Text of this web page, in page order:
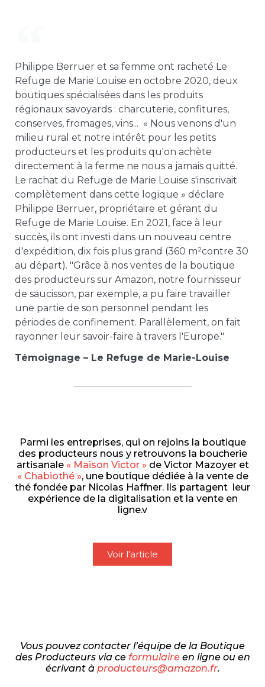
Philippe Berruer et sa femme ont racheté Le
Refuge de Marie Louise en octobre 2020, deux
boutiques spécialisées dans les produits
régionaux savoyards : charcuterie, confitures,
conserves, fromages, vins... « Nous venons d'un
milieu rural et notre intérêt pour les petits
producteurs et les produits qu'on achète
directement à la ferme ne nous a jamais quitté.
Le rachat du Refuge de Marie Louise s'inscrivait
complètement dans cette logique » déclare
Philippe Berruer, propriétaire et gérant du
Refuge de Marie Louise. En 2021, face à leur
succès, ils ont investi dans un nouveau centre
d'expédition, dix fois plus grand (360 m²contre 30
au départ). "Grâce à nos ventes de la boutique
des producteurs sur Amazon, notre fournisseur
de saucisson, par exemple, a pu faire travailler
une partie de son personnel pendant les
périodes de confinement. Parallèlement, on fait
rayonner leur savoir-faire à travers l'Europe."
Témoignage – Le Refuge de Marie-Louise
Parmi les entreprises, qui on rejoins la boutique
des producteurs nous y retrouvons la boucherie
artisanale « Maison Victor » de Victor Mazoyer et
« Chabiothé », une boutique dédiée à la vente de
thé fondée par Nicolas Haffner. Ils partagent leur
expérience de la digitalisation et la vente en
ligne.v
Voir l'article
Vous pouvez contacter l’équipe de la Boutique
des Producteurs via ce formulaireen ligne ou en
écrivant à producteurs@amazon.fr.